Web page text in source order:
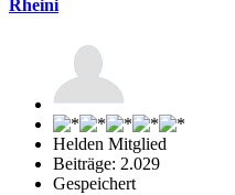
Rheini
Helden Mitglied
Beiträge: 2.029
Gespeichert